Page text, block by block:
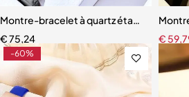
Montre-bracelet à quartz étanche pour
€75,24 €
-60%